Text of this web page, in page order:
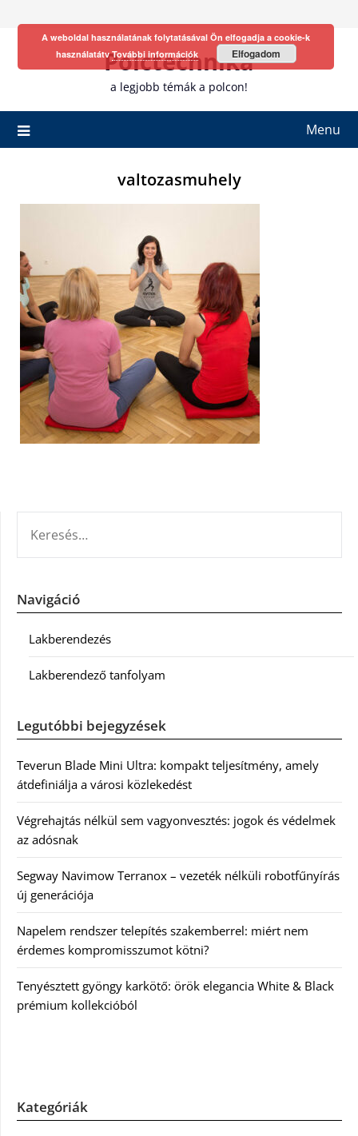
Polctechnika
a legjobb témák a polcon!
Menu
valtozasmuhely
Navigáció
Lakberendezés
Lakberendező tanfolyam
Legutóbbi bejegyzések
Teverun Blade Mini Ultra: kompakt teljesítmény, amely
átdefiniálja a városi közlekedést
Végrehajtás nélkül sem vagyonvesztés: jogok és védelmek
az adósnak
Segway Navimow Terranox – vezeték nélküli robotfűnyírás
új generációja
Napelem rendszer telepítés szakemberrel: miért nem
érdemes kompromisszumot kötni?
Tenyésztett gyöngy karkötő: örök elegancia White & Black
prémium kollekcióból
Kategóriák
A weboldal használatának folytatásával Ön elfogadja a cookie-k
használatátvTovábbi információk Elfogadom